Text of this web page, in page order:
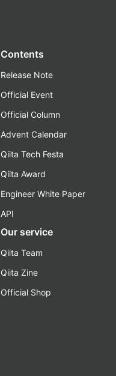
Contents
Release Note
Official Event
Official Column
Advent Calendar
Qiita Tech Festa
Qiita Award
Engineer White Paper
API
Our service
Qiita Team
Qiita Zine
Official Shop